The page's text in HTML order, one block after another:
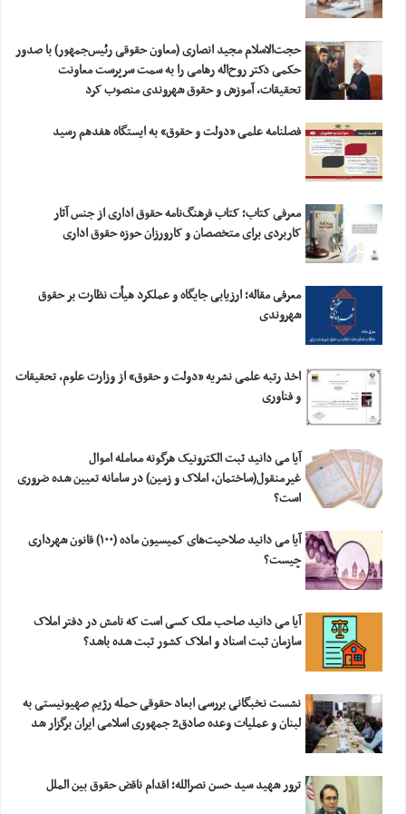
حجت‌الاسلام مجید انصاری (معاون حقوقی رئیس‌جمهور) با صدور
حکمی دکتر روح‌اله رهامی را به سمت سرپرست معاونت
تحقیقات، آموزش و حقوق شهروندی منصوب کرد
فصلنامه علمی «دولت و حقوق» به ایستگاه هفدهم رسید
معرفی کتاب؛ کتاب فرهنگ‌نامه حقوق اداری از جنس آثار
کاربردی برای متخصصان و کارورزان حوزه حقوق اداری
معرفی مقاله؛ ارزیابی‎ ‎جایگاه و عملکرد هیأت نظارت بر حقوق
شهروندی
اخذ رتبه علمی نشریه «دولت و حقوق» از وزارت علوم، تحقیقات
و فناوری
آیا می دانید ثبت الکترونیک هرگونه معامله اموال
غیرمنقول(ساختمان، املاک و زمین) در سامانه تعیین شده ضروری
است؟
آیا می دانید صلاحیت‌های کمیسیون ماده (۱۰۰) قانون شهرداری
چیست؟
آیا می دانید صاحب ملک کسی است که نامش در دفتر املاک
سازمان ثبت اسناد و املاک کشور ثبت شده باشد؟
نشست نخبگانی بررسی ابعاد حقوقی حمله رژیم صهیونیستی به
لبنان و عملیات وعده صادق2 جمهوری اسلامی ایران برگزار شد
ترور شهید سید حسن نصرالله؛ اقدام ناقض حقوق بین الملل